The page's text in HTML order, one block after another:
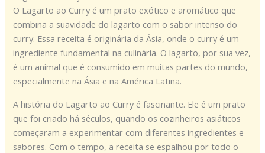
O Lagarto ao Curry é um prato exótico e aromático que
combina a suavidade do lagarto com o sabor intenso do
curry. Essa receita é originária da Ásia, onde o curry é um
ingrediente fundamental na culinária. O lagarto, por sua vez,
é um animal que é consumido em muitas partes do mundo,
especialmente na Ásia e na América Latina.
A história do Lagarto ao Curry é fascinante. Ele é um prato
que foi criado há séculos, quando os cozinheiros asiáticos
começaram a experimentar com diferentes ingredientes e
sabores. Com o tempo, a receita se espalhou por todo o